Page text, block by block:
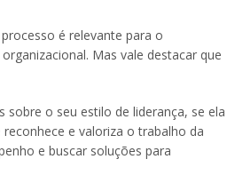
é relevante para o
Mas vale destacar que
o seu estilo de liderança, se ela
e valoriza o trabalho da
e buscar soluções para